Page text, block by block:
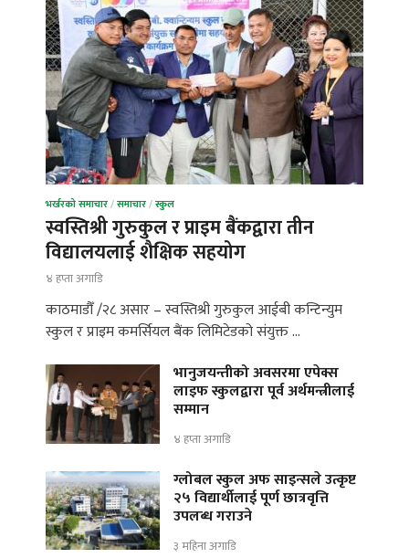
भर्खरको समाचार/समाचार/स्कुल
स्वस्तिश्री गुरुकुल र प्राइम बैंकद्वारा तीन
विद्यालयलाई शैक्षिक सहयोग
४ हप्ता अगाडि
काठमाडौँ /२८ असार – स्वस्तिश्री गुरुकुल आईबी कन्टिन्युम
स्कुल र प्राइम कमर्सियल बैंक लिमिटेडको संयुक्त …
भानुजयन्तीको अवसरमा एपेक्स
लाइफ स्कुलद्वारा पूर्व अर्थमन्त्रीलाई
सम्मान
४ हप्ता अगाडि
ग्लोबल स्कुल अफ साइन्सले उत्कृष्ट
२५ विद्यार्थीलाई पूर्ण छात्रवृत्ति
उपलब्ध गराउने
३ महिना अगाडि